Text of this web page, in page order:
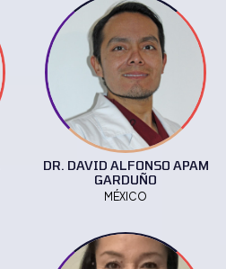
DR. DAVID ALFONSO APAM
GARDUÑO
MÉXICO